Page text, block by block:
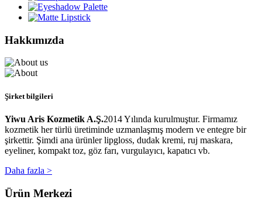
Hakkımızda
Şirket bilgileri
Yiwu Aris Kozmetik A.Ş.2014 Yılında kurulmuştur. Firmamız
kozmetik her türlü üretiminde uzmanlaşmış modern ve entegre bir
şirkettir. Şimdi ana ürünler lipgloss, dudak kremi, ruj maskara,
eyeliner, kompakt toz, göz farı, vurgulayıcı, kapatıcı vb.
Daha fazla >
Ürün Merkezi